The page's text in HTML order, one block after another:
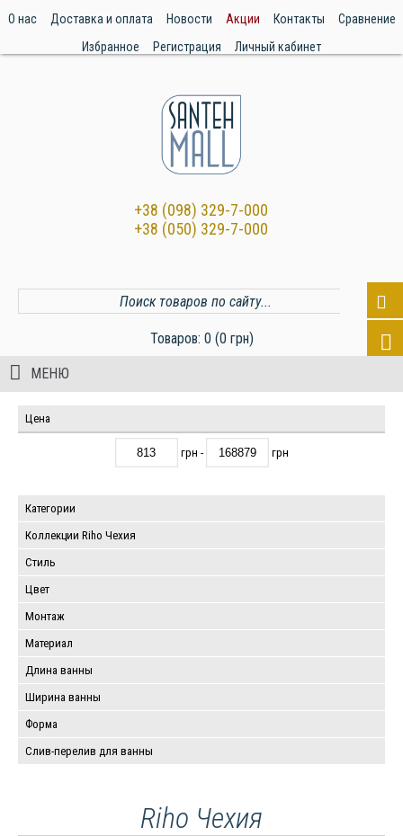
О нас Доставка и оплата Новости Акции Контакты
Сравнение
Избранное
Регистрация Личный кабинет
+38 (098) 329-7-000
+38 (050) 329-7-000
Товаров: 0 (0 грн)
МЕНЮ
Цена
грн - грн
Категории
Коллекции Riho Чехия
Стиль
Цвет
Монтаж
Материал
Длина ванны
Ширина ванны
Форма
Слив-перелив для ванны
Riho Чехия